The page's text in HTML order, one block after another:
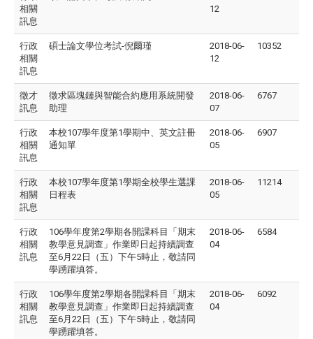
相關
訊息
12
行政
相關
訊息
碩士論文學位考試-倪爾瑾
2018-06-
12
10352
徵才
訊息
徵求區塊鏈與智能合約應用系統開發
助理
2018-06-
07
6767
行政
相關
訊息
本校107學年度第1學期中、英文註冊
通知單
2018-06-
05
6907
行政
相關
訊息
本校107學年度第1學期全校學生選課
日程表
2018-06-
05
11214
行政
相關
訊息
106學年度第2學期各開課科目「期末
教學意見調查」作業即日起持續調查
至6月22日（五）下午5時止，敬請同
學踴躍填答。
2018-06-
04
6584
行政
相關
訊息
106學年度第2學期各開課科目「期末
教學意見調查」作業即日起持續調查
至6月22日（五）下午5時止，敬請同
學踴躍填答。
2018-06-
04
6092